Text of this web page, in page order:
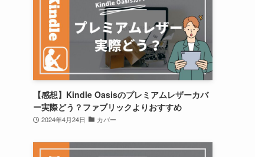
【感想】Kindle Oasisのプレミアムレザーカバ
ー実際どう？ファブリックよりおすすめ
2024年4月24日 カバー